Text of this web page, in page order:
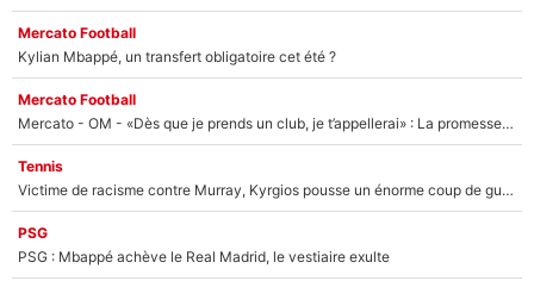
Mercato Football
Kylian Mbappé, un transfert obligatoire cet été ?
Mercato Football
Mercato - OM - «Dès que je prends un club, je t’appellerai» : La promesse de Marcelino au moment de claquer la porte
Tennis
Victime de racisme contre Murray, Kyrgios pousse un énorme coup de gueule !
PSG
PSG : Mbappé achève le Real Madrid, le vestiaire exulte